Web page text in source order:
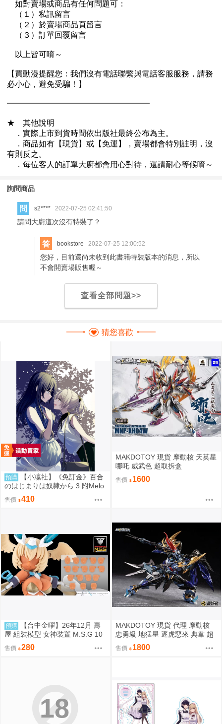
詢問商品
問 s2**** 2022-07-25 02:41:50
請問大廚這次沒有特裝了？
答 bookstore 2022-07-25 12:00:52
您好，目前還尚未收到此書籍特裝版本的消息，所以
不會開賣場販售喔～
查看全部問題>>
猜您喜歡
預購
【小凜社】《免訂金》百合
のはじまりは奴隷から 3 附Melo
nbooks特典
售價 410
MAKDOTOY 現貨 摩動核 天英星
哪吒 威武色 超取拆盒
售價 1600
預購
【台中金曜】26年12月 壽
屋 組裝模型 女神裝置 M.S.G 10
臉部套組 PUNI☆MOFU 用 膚色
E 0819
售價 280
MAKDOTOY 現貨 代理 摩動核
忠勇級 地猛星 逐虎惡來 典韋 超
可動組裝 MNP-XH16A
售價 1800
18